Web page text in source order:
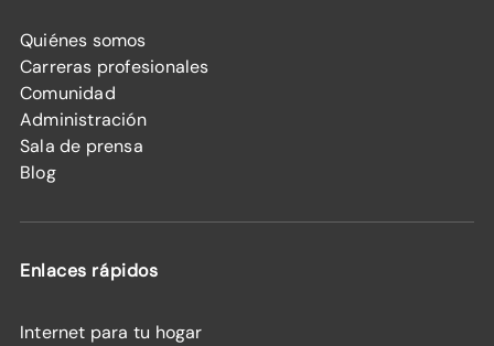
Quiénes somos
Carreras profesionales
Comunidad
Administración
Sala de prensa
Blog
Enlaces rápidos
Internet para tu hogar